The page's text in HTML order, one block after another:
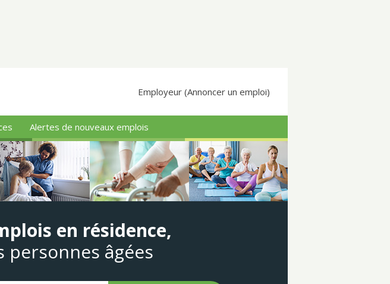
Employeur (Annoncer un emploi)
Alertes de nouveaux emplois
en résidence,
personnes âgées